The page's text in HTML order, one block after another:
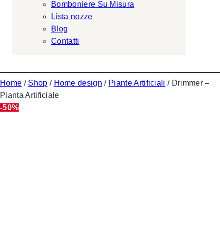
Bomboniere Su Misura
Lista nozze
Blog
Contatti
Home / Shop / Home design / Piante Artificiali / Drimmer –
Pianta Artificiale
-50%